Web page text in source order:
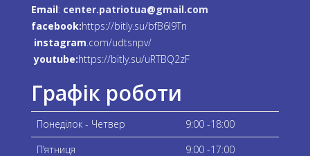
Email: center.patriotua@gmail.com
facebook:https://bitly.su/bfB6l9Tn
instagram.com/udtsnpv/
youtube:https://bitly.su/uRTBQ2zF
Графік роботи
Понеділок - Четвер
9:00 -18:00
П’ятниця
9:00 -17:00